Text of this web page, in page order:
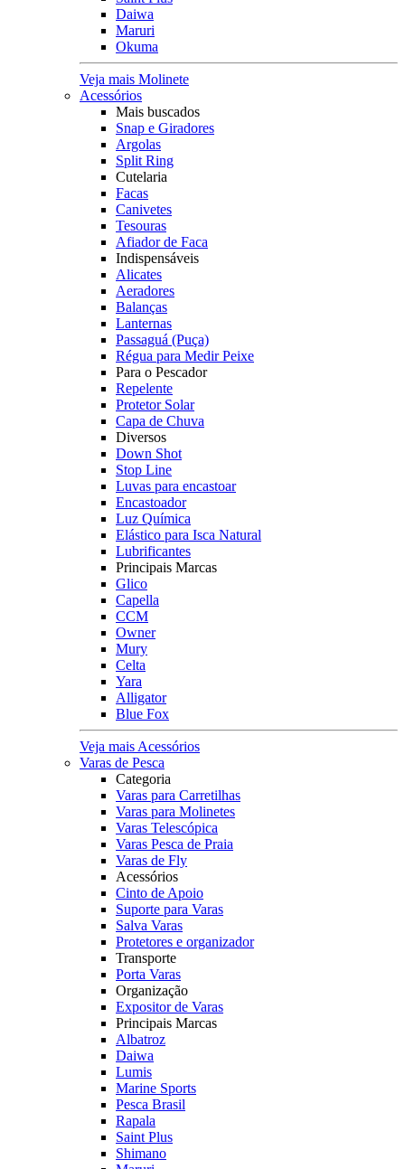
Daiwa
Maruri
Okuma
Veja mais Molinete
Acessórios
Mais buscados
Snap e Giradores
Argolas
Split Ring
Cutelaria
Facas
Canivetes
Tesouras
Afiador de Faca
Indispensáveis
Alicates
Aeradores
Balanças
Lanternas
Passaguá (Puça)
Régua para Medir Peixe
Para o Pescador
Repelente
Protetor Solar
Capa de Chuva
Diversos
Down Shot
Stop Line
Luvas para encastoar
Encastoador
Luz Química
Elástico para Isca Natural
Lubrificantes
Principais Marcas
Glico
Capella
CCM
Owner
Mury
Celta
Yara
Alligator
Blue Fox
Veja mais Acessórios
Varas de Pesca
Categoria
Varas para Carretilhas
Varas para Molinetes
Varas Telescópica
Varas Pesca de Praia
Varas de Fly
Acessórios
Cinto de Apoio
Suporte para Varas
Salva Varas
Protetores e organizador
Transporte
Porta Varas
Organização
Expositor de Varas
Principais Marcas
Albatroz
Daiwa
Lumis
Marine Sports
Pesca Brasil
Rapala
Saint Plus
Shimano